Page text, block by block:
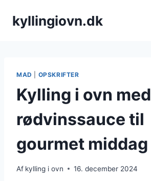
kyllingiovn.dk
MAD OPSKRIFTER
Kylling i ovn med
rødvinssauce til
gourmet middag
Af kylling i ovn 16. december 2024